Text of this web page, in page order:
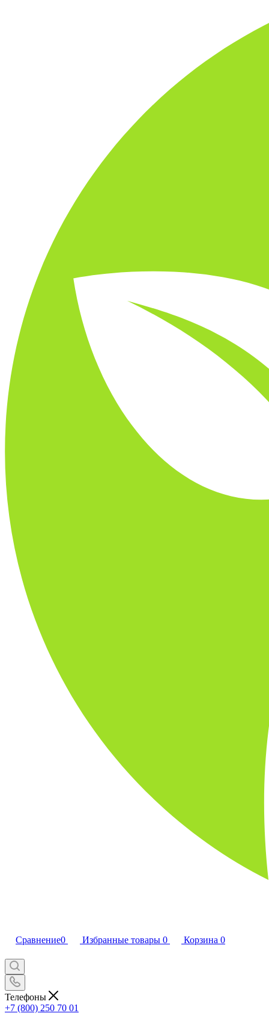
Сравнение0 Избранные товары 0 Корзина 0
Телефоны
+7 (800) 250 70 01